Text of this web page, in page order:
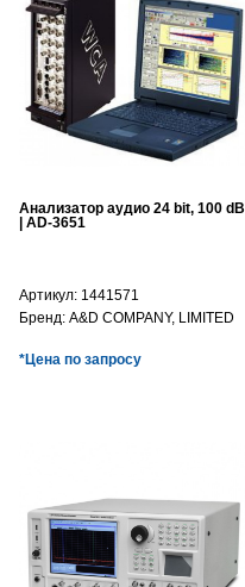
Анализатор аудио 24 bit, 100 dB
| AD-3651
Артикул: 1441571
Бренд: A&D COMPANY, LIMITED
*Цена по запросу